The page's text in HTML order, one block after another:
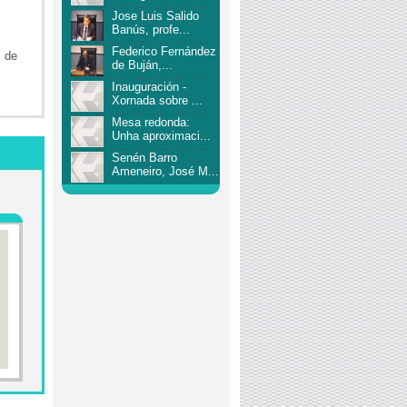
de
Jose Luis Salido
Banús, profe...
Federico Fernández
de Buján,...
Inauguración -
Xornada sobre ...
Mesa redonda:
Unha aproximaci...
Senén Barro
Ameneiro, José M...